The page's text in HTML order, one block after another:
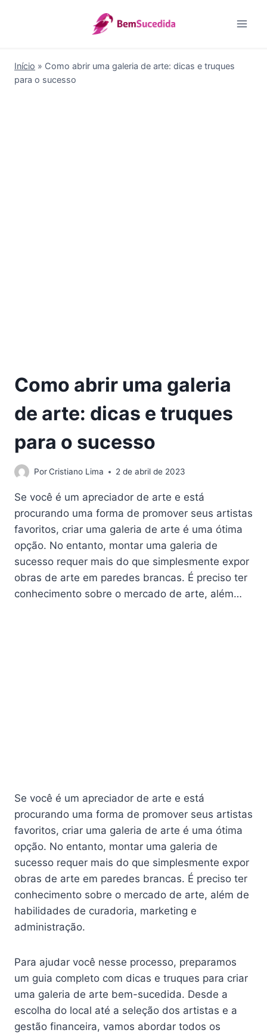
Início » Como abrir uma galeria de arte: dicas e truques
para o sucesso
Como abrir uma galeria
de arte: dicas e truques
para o sucesso
PorCristiano Lima 2 de abril de 2023
Se você é um apreciador de arte e está
procurando uma forma de promover seus artistas
favoritos, criar uma galeria de arte é uma ótima
opção. No entanto, montar uma galeria de
sucesso requer mais do que simplesmente expor
obras de arte em paredes brancas. É preciso ter
conhecimento sobre o mercado de arte, além…
Se você é um apreciador de arte e está
procurando uma forma de promover seus artistas
favoritos, criar uma galeria de arte é uma ótima
opção. No entanto, montar uma galeria de
sucesso requer mais do que simplesmente expor
obras de arte em paredes brancas. É preciso ter
conhecimento sobre o mercado de arte, além de
habilidades de curadoria, marketing e
administração.
Para ajudar você nesse processo, preparamos
um guia completo com dicas e truques para criar
uma galeria de arte bem-sucedida. Desde a
escolha do local até a seleção dos artistas e a
gestão financeira, vamos abordar todos os